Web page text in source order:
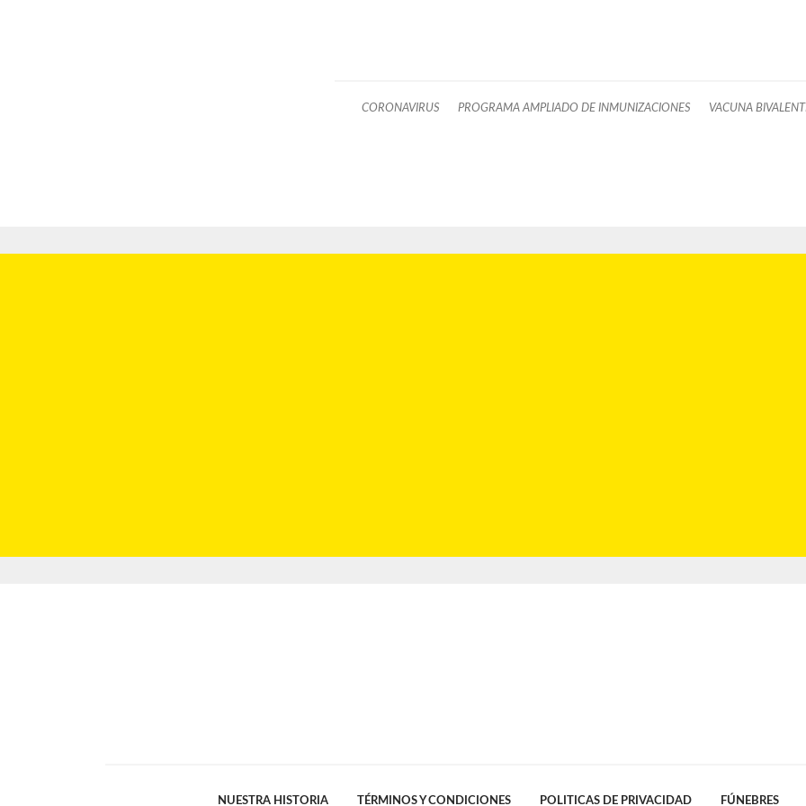
CORONAVIRUS PROGRAMA AMPLIADO DE INMUNIZACIONES VACUNA
NUESTRA HISTORIA TÉRMINOS Y CONDICIONES POLITICAS DE PRIVACIDAD FÚNEBRES